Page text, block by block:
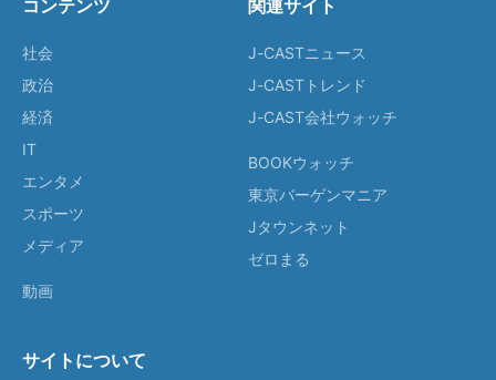
コンテンツ
社会
政治
経済
IT
エンタメ
スポーツ
メディア
動画
関連サイト
J-CASTニュース
J-CASTトレンド
J-CAST会社ウォッチ
BOOKウォッチ
東京バーゲンマニア
Jタウンネット
ゼロまる
サイトについて